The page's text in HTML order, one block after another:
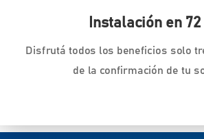
Instalación en 72
Disfrutá todos los beneficios solo
de la confirmación de tu